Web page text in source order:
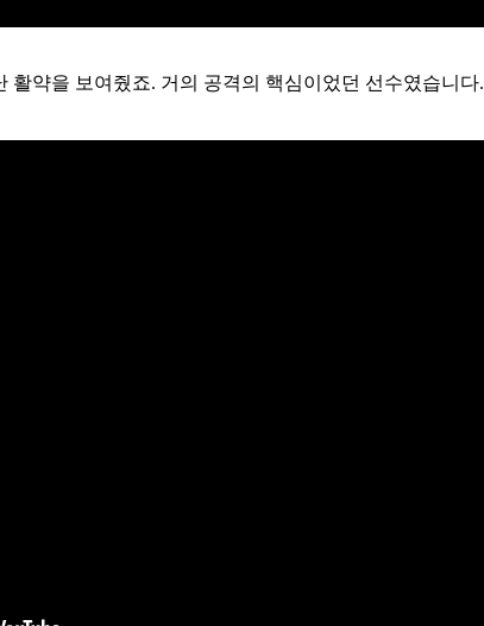
활약을 보여줬죠. 거의 공격의 핵심이었던 선수였습니다.